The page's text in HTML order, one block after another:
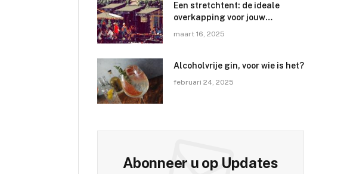
Een stretchtent: de ideale
overkapping voor jouw
maart 16, 2025
Alcoholvrije gin, voor wie is het?
februari 24, 2025
Abonneer u op Updates